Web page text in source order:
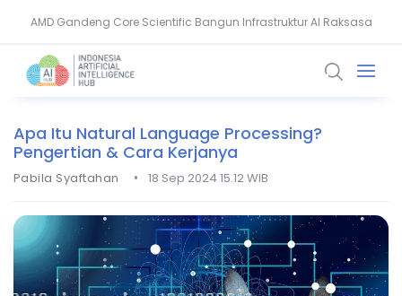
Apa Itu Natural Language Processing?
Pengertian & Cara Kerjanya
Pabila Syaftahan • 18 Sep 2024 15.12 WIB